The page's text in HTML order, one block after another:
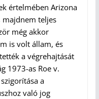
értelmében Arizona
majdnem teljes
még akkor
is volt állam, és
a végrehajtását
1973-as Roe v.
a
való jog